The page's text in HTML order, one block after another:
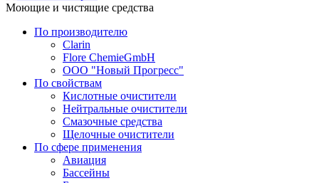
Моющие и чистящие средства
По производителю
Clarin
Flore ChemieGmbH
ООО "Новый Прогресс"
По свойствам
Кислотные очистители
Нейтральные очистители
Смазочные средства
Щелочные очистители
По сфере применения
Авиация
Бассейны